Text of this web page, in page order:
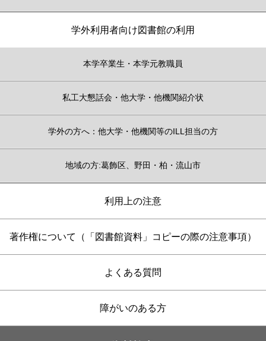
学外利用者向け図書館の利用
本学卒業生・本学元教職員
私工大懇話会・他大学・他機関紹介状
学外の方へ：他大学・他機関等のILL担当の方
地域の方:葛飾区、野田・柏・流山市
利用上の注意
著作権について（「図書館資料」コピーの際の注意事項）
よくある質問
障がいのある方